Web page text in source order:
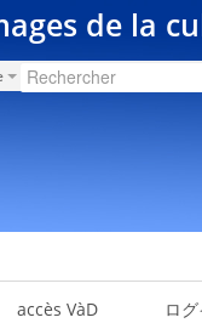
de la
accès VàD ロ